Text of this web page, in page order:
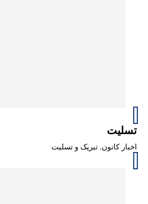
تسلیت
اخبار کانون,تبریک و تسلیت